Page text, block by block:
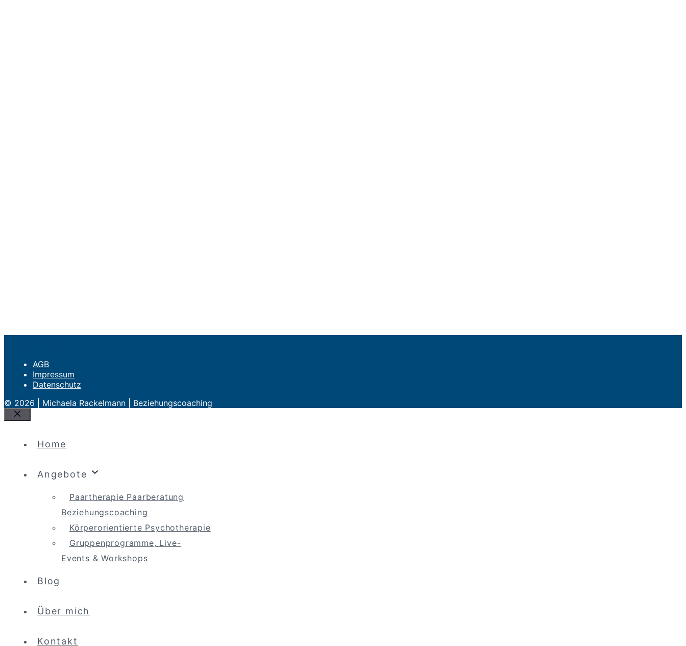
AGB
Impressum
Datenschutz
© 2026 | Michaela Rackelmann | Beziehungscoaching
Schließen
Home
Angebote
Paartherapie Paarberatung
Beziehungscoaching
Körperorientierte Psychotherapie
Gruppenprogramme, Live-
Events & Workshops
Blog
Über mich
Kontakt